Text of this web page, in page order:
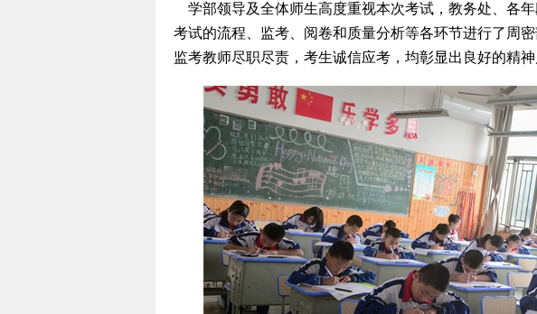
学部领导及全体师生高度重视本次考试，教务处、各
考试的流程、监考、阅卷和质量分析等各环节进行了周
监考教师尽职尽责，考生诚信应考，均彰显出良好的精神